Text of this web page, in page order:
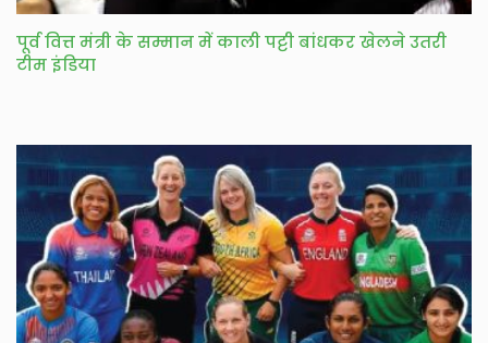
पूर्व वित्त मंत्री के सम्मान में काली पट्टी बांधकर खेलने उतरी
टीम इंडिया